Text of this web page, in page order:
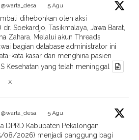
@warta_desa · 5 Agu
dihebohkan oleh aksi
dr. Soekardjo, Tasikmalaya, Jawa Barat,
Zahara. Melalui akun Threads
bagian database administrator ini
kata kasar dan menghina pasien
Kesehatan yang telah meninggal
X
@warta_desa · 5 Agu
DPRD Kabupaten Pekalongan
08/2026) menjadi panggung bagi